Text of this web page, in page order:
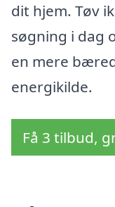
dit hjem. Tøv
søgning i dag
en mere
energikilde.
Få 3 tilbud,